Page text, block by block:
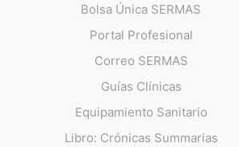
Bolsa Única SERMAS
Portal Profesional
Correo SERMAS
Guías Clínicas
Equipamiento Sanitario
Libro: Crónicas Summarias